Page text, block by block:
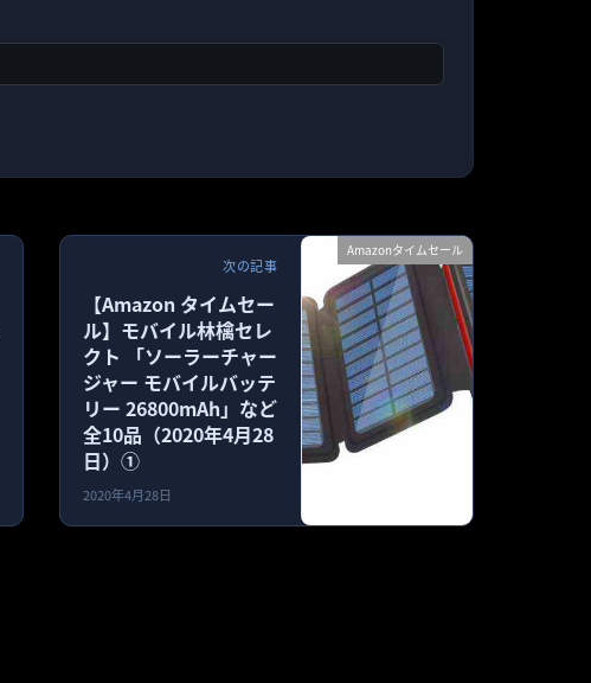
Amazonタイムセール
次の記事
【Amazon タイムセー
ル】モバイル林檎セレ
クト 「ソーラーチャー
ジャー モバイルバッテ
リー 26800mAh」など
全10品（2020年4月28
日）①
2020年4月28日